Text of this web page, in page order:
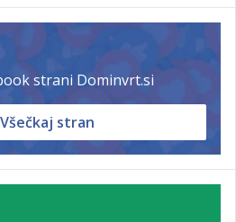
strani Dominvrt.si
Všečkaj stran